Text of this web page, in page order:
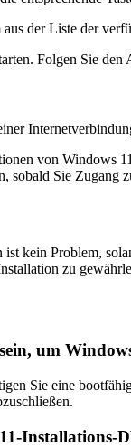
der Liste der
Folgen Sie
von Windows
sobald Sie Zugang
kein Problem,
zu
um
Sie eine
Installations-